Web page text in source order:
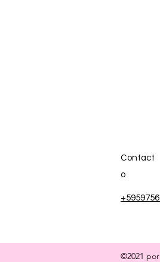
Contact
o
©2021